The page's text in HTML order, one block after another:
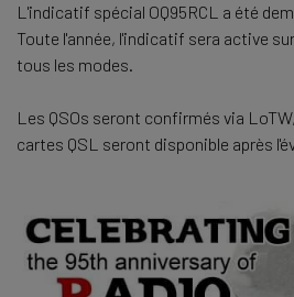
L'indicatif spécial OQ95RCL a été
Toute l'année, l'indicatif sera active
tous les modes.
Les QSOs seront confirmés via
cartes QSL seront disponible après